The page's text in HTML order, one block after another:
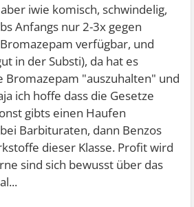
iwie komisch, schwindelig,
Anfangs nur 2-3x gegen
verfügbar, und
in der Substi), da hat es
Bromazepam "auszuhalten" und
ich hoffe dass die Gesetze
gibts einen Haufen
Barbituraten, dann Benzos
dieser Klasse. Profit wird
sind sich bewusst über das